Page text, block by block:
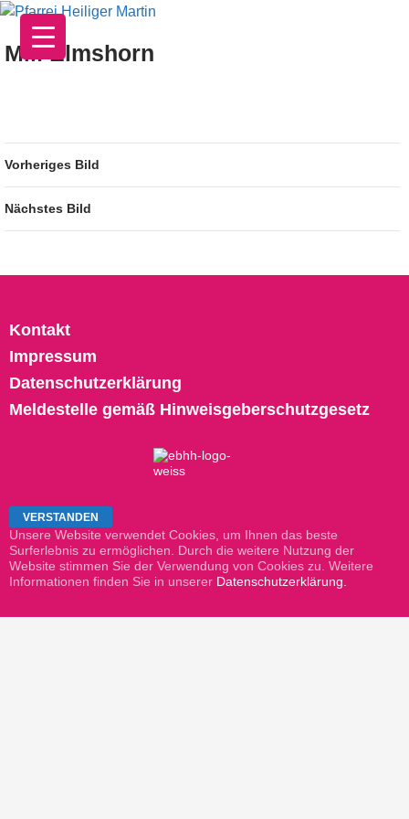
Zum
Inhalt
springen
MM Elmshorn
Vorheriges Bild
Nächstes Bild
Kontakt
Impressum
Datenschutzerklärung
Meldestelle gemäß Hinweisgeberschutzgesetz
Unsere Website verwendet Cookies, um Ihnen das beste
Surferlebnis zu ermöglichen. Durch die weitere Nutzung der
Website stimmen Sie der Verwendung von Cookies zu. Weitere
Informationen finden Sie in unserer Datenschutzerklärung.